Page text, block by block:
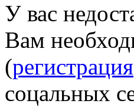
У вас
Вам
(регистрация
соцальных